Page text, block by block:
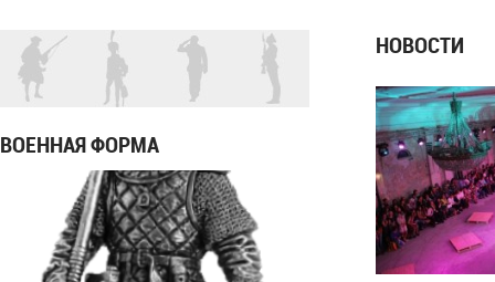
ВОЕННАЯ ФОРМА
НОВОСТИ